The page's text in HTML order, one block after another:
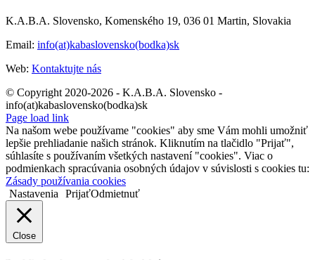
K.A.B.A. Slovensko, Komenského 19, 036 01 Martin, Slovakia
Email: info(at)kabaslovensko(bodka)sk
Web: Kontaktujte nás
© Copyright 2020-2026 - K.A.B.A. Slovensko -
info(at)kabaslovensko(bodka)sk
Page load link
Na našom webe používame "cookies" aby sme Vám mohli umožniť
lepšie prehliadanie našich stránok. Kliknutím na tlačidlo "Prijať",
súhlasíte s používaním všetkých nastavení "cookies". Viac o
podmienkach spracúvania osobných údajov v súvislosti s cookies tu:
Zásady používania cookies
Nastavenia
PrijaťOdmietnuť
Close